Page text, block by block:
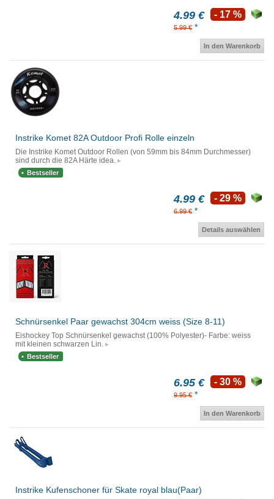
4.99 €
5.99 € *
- 17 %
In den Warenkorb
Instrike Komet 82A Outdoor Profi Rolle einzeln
Die Instrike Komet Outdoor Rollen (von 59mm bis 84mm Durchmesser)
sind durch die 82A Härte idea.
Bestseller
4.99 €
6.99 € *
- 29 %
Details auswählen
Schnürsenkel Paar gewachst 304cm weiss (Size 8-11)
Eishockey Top Schnürsenkel gewachst (100% Polyester)- Farbe: weiss
mit kleinen schwarzen Lin.
Bestseller
6.95 €
9.95 € *
- 30 %
In den Warenkorb
Instrike Kufenschoner für Skate royal blau(Paar)